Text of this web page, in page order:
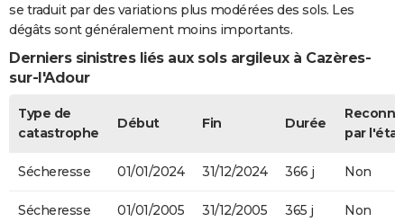
se traduit par des variations plus modérées des sols. Les
dégâts sont généralement moins importants.
Derniers sinistres liés aux sols argileux à Cazères-
sur-l'Adour
Type de
catastrophe
Début Fin Durée
par l'état
Sécheresse 01/01/2024 31/12/2024 366 j Non
Sécheresse 01/01/2005 31/12/2005 365 j Non